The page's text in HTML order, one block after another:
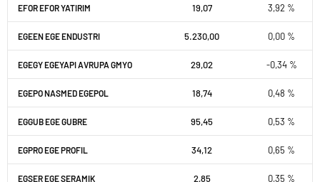
EFOR EFOR YATIRIM 19,07 3,92 %
EGEEN EGE ENDUSTRI 5.230,00 0,00 %
EGEGY EGEYAPI AVRUPA GMYO 29,02 -0,34 %
EGEPO NASMED EGEPOL 18,74 0,48 %
EGGUB EGE GUBRE 95,45 0,53 %
EGPRO EGE PROFIL 34,12 0,65 %
EGSER EGE SERAMIK 2,85 0,35 %